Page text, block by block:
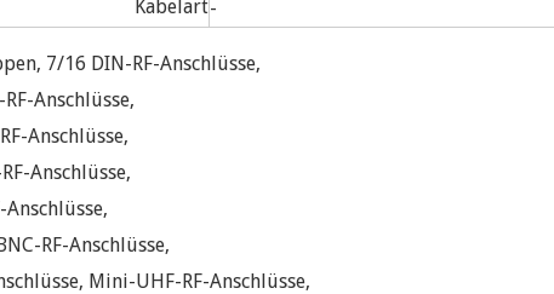
Kabelart-
7/16 DIN-RF-Anschlüsse,
RF-Anschlüsse,
Anschlüsse,
Anschlüsse,
Anschlüsse,
RF-Anschlüsse,
Mini-UHF-RF-Anschlüsse,